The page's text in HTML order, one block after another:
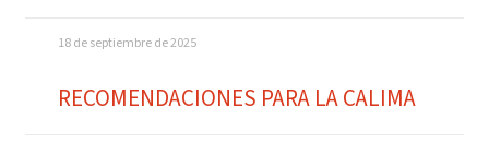
18 de septiembre de 2025
RECOMENDACIONES PARA LA CALIMA